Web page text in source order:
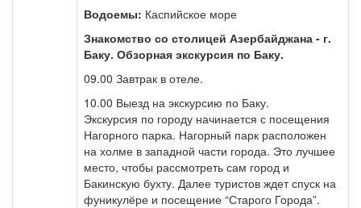
Водоемы: Каспийское море
Знакомство со столицей Азербайджана - г.
Баку. Обзорная экскурсия по Баку.
09.00 Завтрак в отеле.
10.00 Выезд на экскурсию по Баку.
Экскурсия по городу начинается с посещения
Нагорного парка. Нагорный парк расположен
на холме в западной части города. Это лучшее
место, чтобы рассмотреть сам город и
Бакинскую бухту. Далее туристов ждет спуск на
фуникулёре и посещение “Старого Города”.